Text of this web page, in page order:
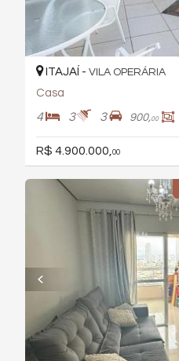
ITAJAÍ - VILA OPERÁRIA
Casa
4 3 3 900,00
R$ 4.900.000, 00